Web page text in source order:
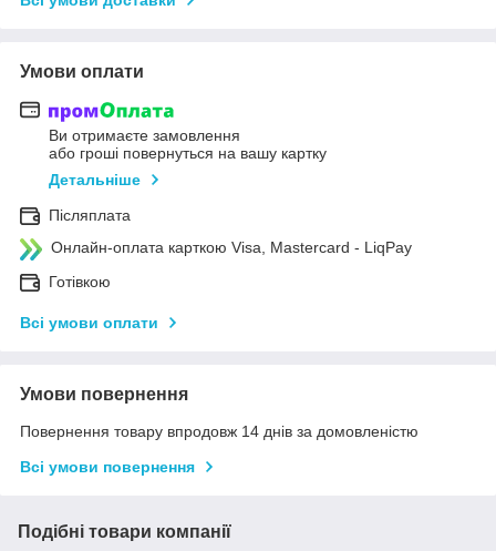
Умови оплати
Ви отримаєте замовлення
або гроші повернуться на вашу картку
Детальніше
Післяплата
Онлайн-оплата карткою Visa, Mastercard - LiqPay
Готівкою
Всі умови оплати
Умови повернення
Повернення товару впродовж 14 днів за домовленістю
Всі умови повернення
Подібні товари компанії